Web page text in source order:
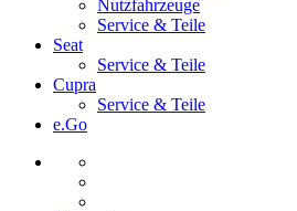
Nutzfahrzeuge
Service & Teile
Seat
Service & Teile
Cupra
Service & Teile
e.Go